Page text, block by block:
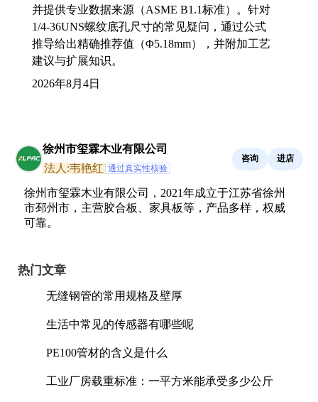
并提供专业数据来源（ASME B1.1标准）。针对
1/4-36UNS螺纹底孔尺寸的常见疑问，通过公式
推导给出精确推荐值（Φ5.18mm），并附加工艺
建议与扩展知识。
2026年8月4日
徐州市玺霖木业有限公司
法人:韦艳红 通过真实性核验
咨询 进店
徐州市玺霖木业有限公司，2021年成立于江苏省徐州
市邳州市，主营胶合板、家具板等，产品多样，权威
可靠。
热门文章
无缝钢管的常用规格及壁厚
生活中常见的传感器有哪些呢
PE100管材的含义是什么
工业厂房载重标准：一平方米能承受多少公斤